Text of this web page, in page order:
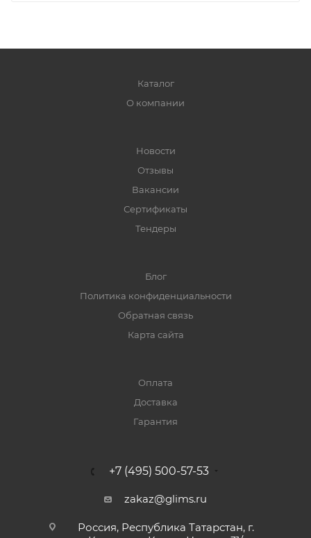
Каталог
О компании
Новости
Отзывы
Вакансии
Сертификаты
Тендеры
Блог
Политика конфиденциальности
Обратная связь
Карта сайта
Оплата
Доставка
Гарантия
+7 (495) 500-57-53
zakaz@glims.ru
Россия, Республика Татарстан, г.